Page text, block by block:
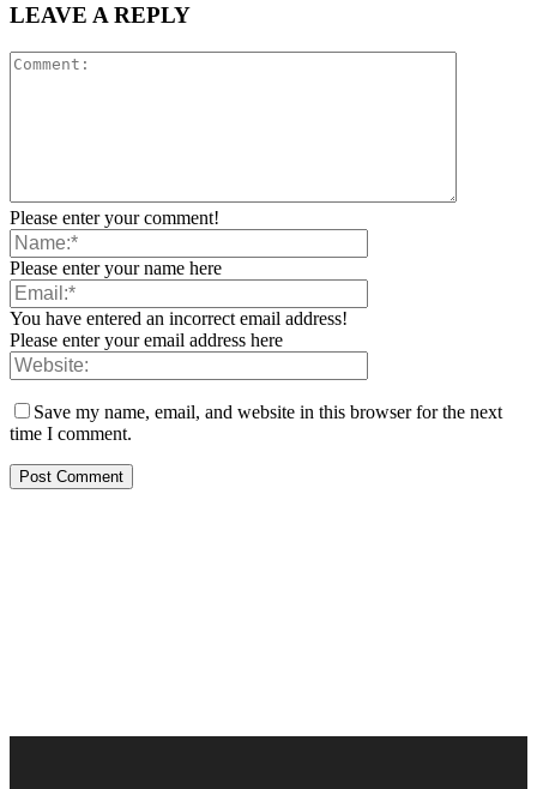
LEAVE A REPLY
Please enter your comment!
Please enter your name here
You have entered an incorrect email address!
Please enter your email address here
Save my name, email, and website in this browser for the next
time I comment.